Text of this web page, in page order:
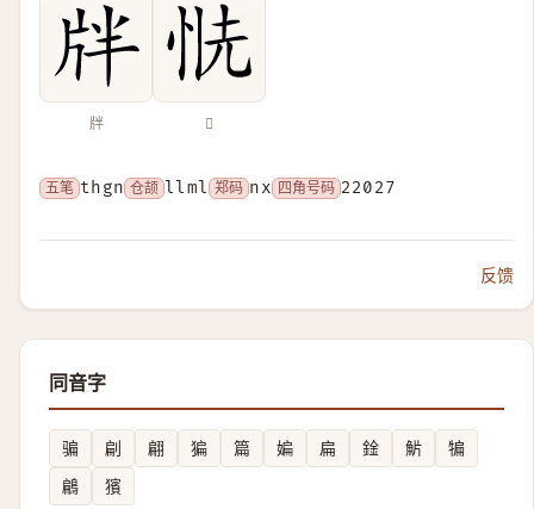
牉 𢙧
五笔 thgn 仓颉 llml 郑码 nx 四角号码 22027
反馈
同音字
骗 㓲 翩 猵 篇 媥 扁 鍂 魸
犏
鶣
獱